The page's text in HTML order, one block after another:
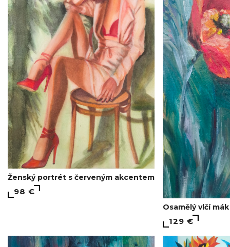
Ženský portrét s červeným akcentem
98 €
Osamělý vlčí
129 €